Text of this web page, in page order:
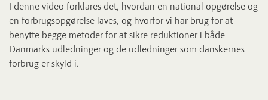
I denne video forklares det, hvordan en national opgørelse og
en forbrugsopgørelse laves, og hvorfor vi har brug for at
benytte begge metoder for at sikre reduktioner i både
Danmarks udledninger og de udledninger som danskernes
forbrug er skyld i.